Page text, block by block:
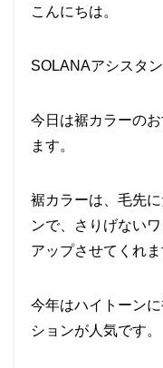
こんにちは。
SOLANAアシスタ
今日は裾カラーの
ます。
裾カラーは、毛先
ンで、さりげない
アップさせてくれま
今年はハイトーン
ションが人気です。